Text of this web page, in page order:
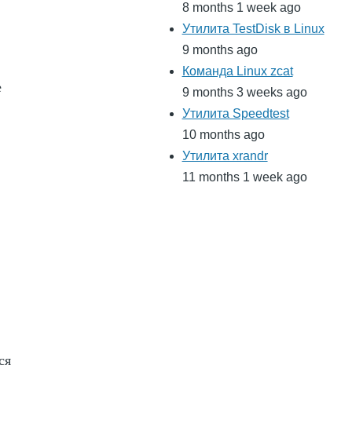
8 months 1 week ago
Утилита TestDisk в Linux
9 months ago
Команда Linux zcat
9 months 3 weeks ago
Утилита Speedtest
10 months ago
Утилита xrandr
11 months 1 week ago